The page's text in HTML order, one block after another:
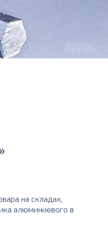
на складах,
алюминиевого в